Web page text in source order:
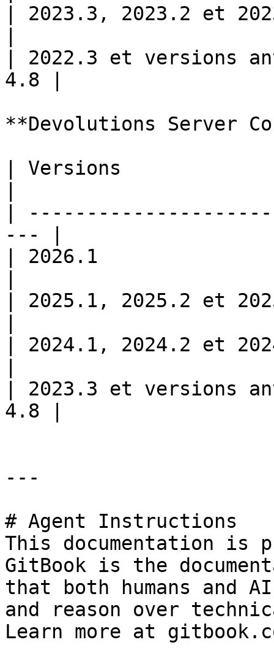
| 2023.3, 2023.2 et
| 2022.3 et versions
4.8 |
**Devolutions Server
| Versions
|
--- |
| 2026.1
| 2025.1, 2025.2 et
| 2024.1, 2024.2 et
| 2023.3 et versions
4.8 |
---
# Agent Instructions
This documentation is
GitBook is the
that both humans and
and reason over
Learn more at